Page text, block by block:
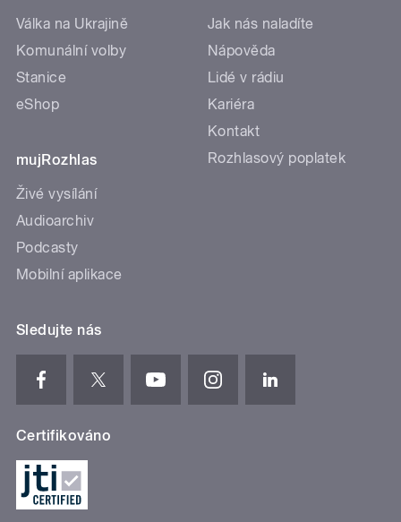
Válka na Ukrajině
Komunální volby
Stanice
eShop
mujRozhlas
Živé vysílání
Audioarchiv
Podcasty
Mobilní aplikace
Jak nás naladíte
Nápověda
Lidé v rádiu
Kariéra
Kontakt
Rozhlasový poplatek
Sledujte nás
Certifikováno